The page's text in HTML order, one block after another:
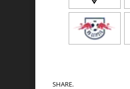
SHARE.